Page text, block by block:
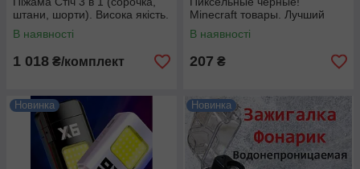
штани, шорти). Висока якість.
В наявності
1 018 ₴/комплект
Minecraft товары. Лучший
подарок ребёнку.
В наявності
207 ₴
Новинка Новинка